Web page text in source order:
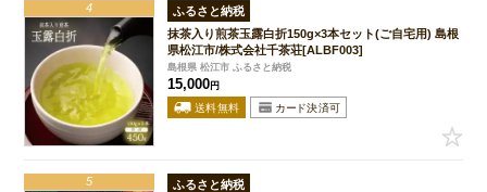
4
ふるさと納税
抹茶入り煎茶玉露白折150g×3本セット(ご自宅用) 島根
県松江市/株式会社千茶荘[ALBF003]
島根県 松江市 ふるさと納税
15,000 円
5
ふるさと納税